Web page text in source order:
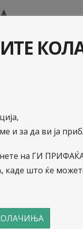
следното
и за да ви ја
на ГИ
што ќе